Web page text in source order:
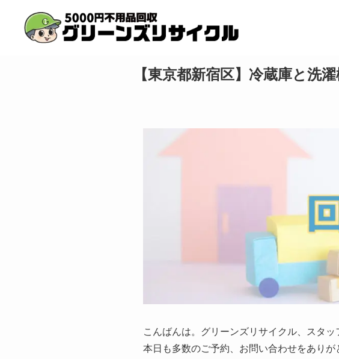
【東京都新宿区】冷蔵庫と洗
こんばんは。グリーンズリサイクル、スタッ
本日も多数のご予約、お問い合わせをありが